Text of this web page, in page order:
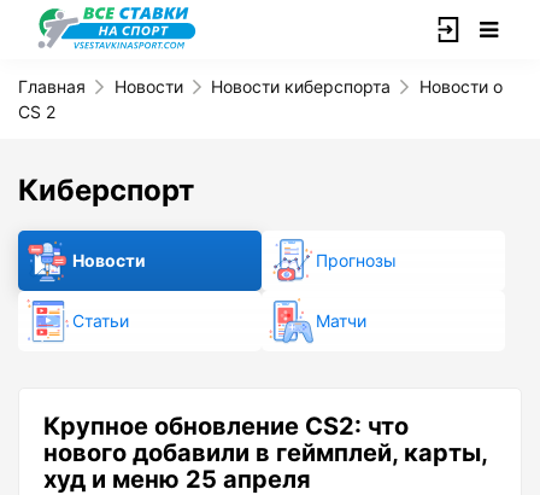
Главная Новости Новости киберспорта
Новости о
CS 2
Киберспорт
Новости Прогнозы
Статьи Матчи
Крупное обновление CS2: что
нового добавили в геймплей, карты,
худ и меню 25 апреля